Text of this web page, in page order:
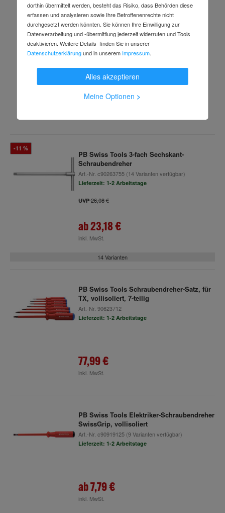
PB Swiss Tools RainBow
Winkelschraubendreher- Satz im
Kunststoffhalter 9-teilig 1,5-10mm
Art.-Nr. 91271754
Lieferzeit: 2-3 Arbeitstage
66,97 €
-11 %
PB Swiss Tools 3-fach Sechskant-
Schraubendreher
Art.-Nr. c90263755(14 Varianten verfügbar)
Lieferzeit: 1-2 Arbeitstage
UVP26,08 €
ab23,18 €
inkl. MwSt.
14 Varianten
PB Swiss Tools Schraubendreher-Satz, für
TX, vollisoliert, 7-teilig
Art.-Nr. 90623712
Lieferzeit: 1-2 Arbeitstage
77,99 €
inkl. MwSt.
PB Swiss Tools Elektriker-Schraubendreher
SwissGrip, vollisoliert
Art.-Nr. c90919125(9 Varianten verfügbar)
Lieferzeit: 1-2 Arbeitstage
ab7,79 €
inkl. MwSt.
dorthin übermittelt werden, besteht das Risiko, dass Behörden diese
erfassen und analysieren sowie Ihre Betroffenenrechte nicht
durchgesetzt werden könnten. Sie können Ihre Einwilligung zur
Datenverarbeitung und -übermittlung jederzeit widerrufen und Tools
deaktivieren. Weitere Details finden Sie in unserer
Datenschutzerklärungund in unserem Impressum.
Alles akzeptieren
Meine Optionen >